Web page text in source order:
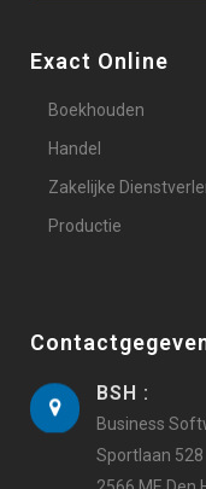
Exact Online
Boekhouden
Handel
Zakelijke
Productie
BSH :
Business
Sportlaan 528